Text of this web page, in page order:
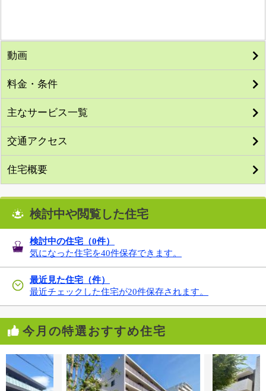
動画
料金・条件
主なサービス一覧
交通アクセス
住宅概要
検討中や閲覧した住宅
検討中の住宅（0件）
気になった住宅を40件保存できます。
最近見た住宅（件）
最近チェックした住宅が20件保存されます。
今月の特選おすすめ住宅